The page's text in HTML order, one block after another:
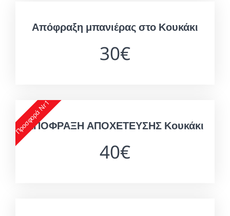
Απόφραξη μπανιέρας στο Κουκάκι
30€
Προσφορά Nr1
ΑΠΟΦΡΑΞΗ ΑΠΟΧΕΤΕΥΣΗΣ Κουκάκι
40€